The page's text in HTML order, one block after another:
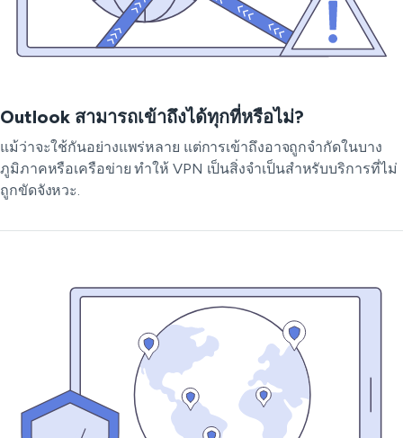
Outlook สามารถเข้าถึงได้ทุกที่หรือไม่?
แม้ว่าจะใช้กันอย่างแพร่หลาย แต่การเข้าถึงอาจถูกจำกัดในบาง
ภูมิภาคหรือเครือข่าย ทำให้ VPN เป็นสิ่งจำเป็นสำหรับบริการที่ไม่
ถูกขัดจังหวะ.